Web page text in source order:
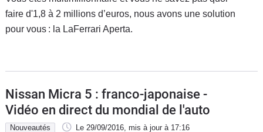
faire d'1,8 à 2 millions d’euros, nous avons une solution
pour vous : la LaFerrari Aperta.
Nissan Micra 5 : franco-japonaise -
Vidéo en direct du mondial de l'auto
Nouveautés Le 29/09/2016, mis à jour à 17:16